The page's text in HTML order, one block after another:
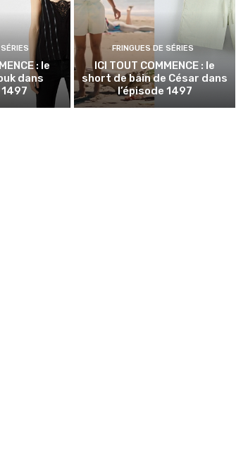
: le
dans
1497
FRINGUES DE SÉRIES
ICI TOUT COMMENCE : le
short de bain de César dans
l’épisode 1497